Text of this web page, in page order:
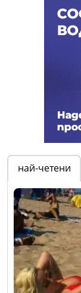
най-четени